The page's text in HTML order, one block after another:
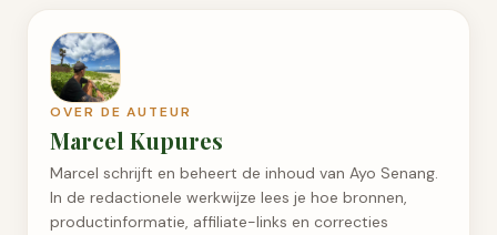
OVER DE AUTEUR
Marcel Kupures
Marcel schrijft en beheert de inhoud van Ayo Senang.
In de redactionele werkwijze lees je hoe bronnen,
productinformatie, affiliate-links en correcties